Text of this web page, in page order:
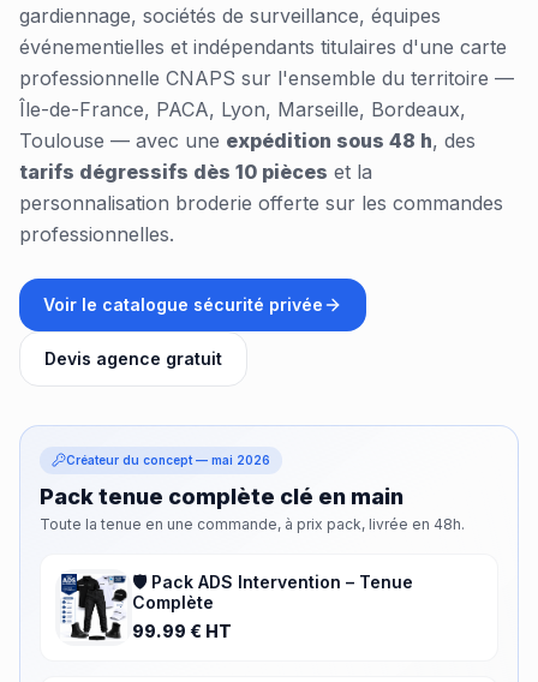
gardiennage, sociétés de surveillance, équipes
événementielles et indépendants titulaires d'une carte
professionnelle CNAPS sur l'ensemble du territoire —
Île-de-France, PACA, Lyon, Marseille, Bordeaux,
Toulouse — avec une expédition sous 48 h, des
tarifs dégressifs dès 10 pièces et la
personnalisation broderie offerte sur les commandes
professionnelles.
Voir le catalogue sécurité privée
Devis agence gratuit
Créateur du concept — mai 2026
Pack tenue complète clé en main
Toute la tenue en une commande, à prix pack, livrée en 48h.
🛡️ Pack ADS Intervention – Tenue
Complète
99.99 € HT